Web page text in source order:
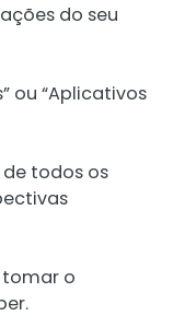
do seu
ou “Aplicativos
todos os
tomar o